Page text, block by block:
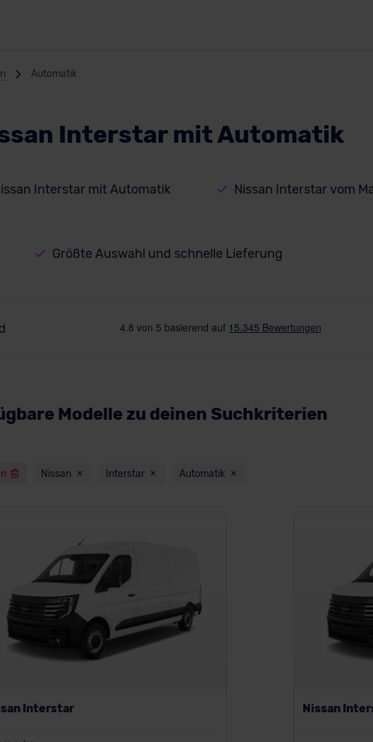
Automatik
Interstar mit Automatik
Interstar mit Automatik Nissan Interstar vom
Größte Auswahl und schnelle Lieferung
Modelle zu deinen Suchkriterien
Nissan Interstar Automatik
Interstar Nissan